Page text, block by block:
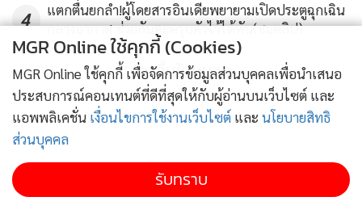
4
แตกตื่นยกลำ!ผู้โดยสารอินเดียพยายามเปิดประตูฉุกเฉิน
กลางอากาศ ช่วยกันตะครุบตัวไว้ได้ทัน(ชมคลิป)
ข่าวอื่นในหมวด
ติดตามข่าวสารผ่านทาง LINE
MGR Online ใช้คุกกี้ (Cookies)
MGR Online ใช้คุกกี้ เพื่อจัดการข้อมูลส่วนบุคคลเพื่อนำเสนอ
ประสบการณ์คอนเทนต์ที่ดีที่สุดให้กับผู้อ่านบนเว็บไซต์ และ
แอพพลิเคชั่น เงื่อนไขการใช้งานเว็บไซต์ และ นโยบายสิทธิ
ส่วนบุคคล
รับทราบ